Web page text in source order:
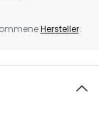
Hersteller.